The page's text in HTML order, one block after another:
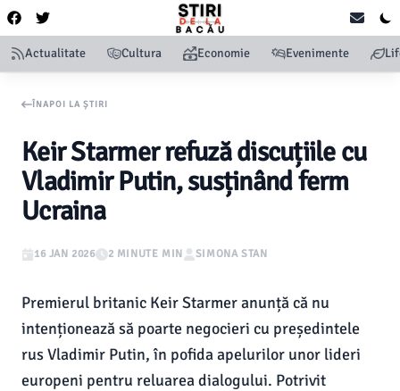
Actualitate Cultura Economie Evenimente
ÎNAPOI LA ȘTIRI
Keir Starmer refuză discuțiile cu
Vladimir Putin, susținând ferm
Ucraina
16 JAN 2026 2 MINUTE MIN SIMONA STAN
Premierul britanic Keir Starmer anunță că nu
intenționează să poarte negocieri cu președintele
rus Vladimir Putin, în pofida apelurilor unor lideri
europeni pentru reluarea dialogului. Potrivit